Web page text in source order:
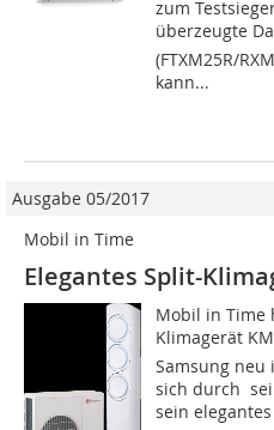
zum
überzeugte
(FTXM25R/
kann...
Ausgabe 05/2017
Mobil in Time
Elegantes Split-
Mobil in Time
Klimagerät
Samsung neu
sich durch
sein